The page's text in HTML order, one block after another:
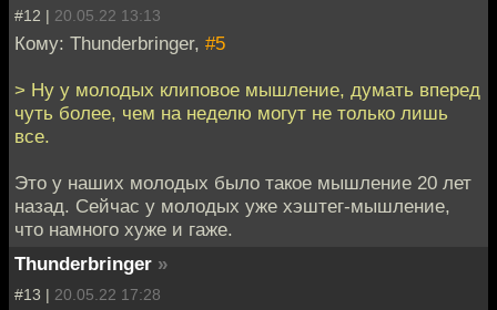
#12 | 20.05.22 13:13
Кому: Thunderbringer, #5
> Ну у молодых клиповое мышление, думать вперед
чуть более, чем на неделю могут не только лишь
все.
Это у наших молодых было такое мышление 20 лет
назад. Сейчас у молодых уже хэштег-мышление,
что намного хуже и гаже.
Thunderbringer »
#13 | 20.05.22 17:28